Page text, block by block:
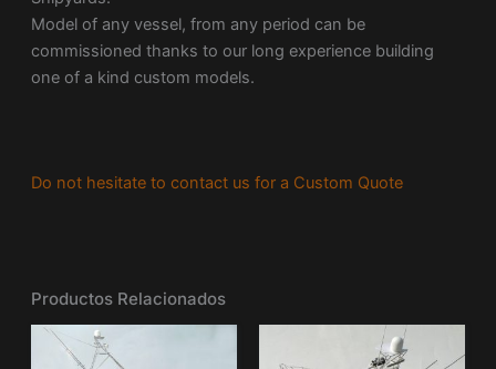
Model of any vessel, from any period can be
commissioned thanks to our long experience building
one of a kind custom models.
Do not hesitate to contact us for a Custom Quote
Productos Relacionados